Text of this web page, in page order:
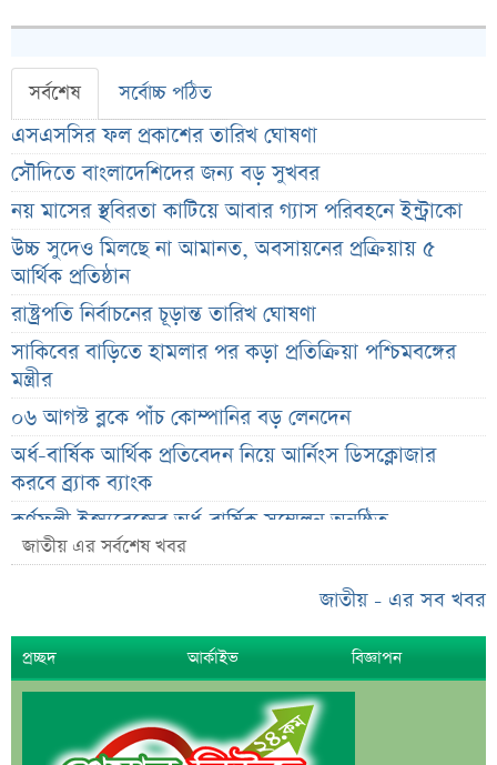
সর্বশেষ সর্বোচ্চ পঠিত
এসএসসির ফল প্রকাশের তারিখ ঘোষণা
সৌদিতে বাংলাদেশিদের জন্য বড় সুখবর
নয় মাসের স্থবিরতা কাটিয়ে আবার গ্যাস পরিবহনে ইন্ট্রাকো
উচ্চ সুদেও মিলছে না আমানত, অবসায়নের প্রক্রিয়ায় ৫
আর্থিক প্রতিষ্ঠান
রাষ্ট্রপতি নির্বাচনের চূড়ান্ত তারিখ ঘোষণা
সাকিবের বাড়িতে হামলার পর কড়া প্রতিক্রিয়া পশ্চিমবঙ্গের
মন্ত্রীর
০৬ আগস্ট ব্লকে পাঁচ কোম্পানির বড় লেনদেন
অর্ধ-বার্ষিক আর্থিক প্রতিবেদন নিয়ে আর্নিংস ডিসক্লোজার
করবে ব্র্যাক ব্যাংক
কর্ণফুলী ইন্স্যুরেন্সের অর্ধ-বার্ষিক সম্মেলন অনুষ্ঠিত
৭৫ হাজার ২৮৩ শেয়ার মনোনীত উত্তরাধিকারীর নামে
০৬ আগস্ট লেনদেনের শীর্ষ ১০ শেয়ার
০৬ আগস্ট দর পতনের শীর্ষ ১০ শেয়ার
০৬ আগস্ট দর বৃদ্ধির শীর্ষ ১০ শেয়ার
জাতীয় এর সর্বশেষ খবর
জাতীয় - এর সব খবর
প্রচ্ছদ আর্কাইভ বিজ্ঞাপন